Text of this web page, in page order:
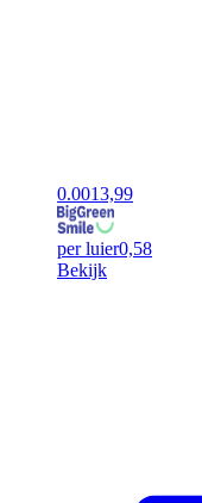
0.0013,99
per luier0,58
Bekijk